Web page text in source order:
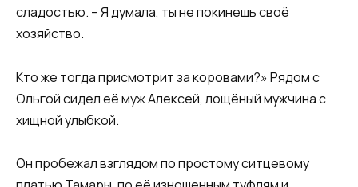
сладостью. – Я думала, ты не покинешь своё
хозяйство.
Кто же тогда присмотрит за коровами?» Рядом с
Ольгой сидел её муж Алексей, лощёный мужчина с
хищной улыбкой.
Он пробежал взглядом по простому ситцевому